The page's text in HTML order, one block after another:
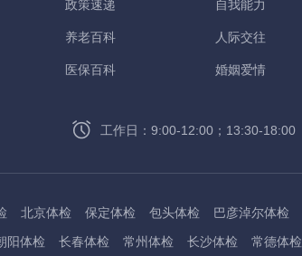
政策速递
养老百科
医保百科
自我能力
人际交往
婚姻爱情
工作日：9:00-12:00；13:30-18:00
北京体检 保定体检 包头体检 巴彦淖尔体检
阳体检 长春体检 常州体检 长沙体检 常德体检